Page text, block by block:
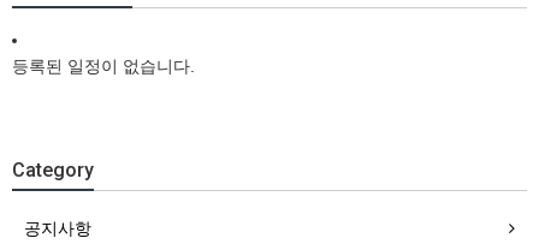
등록된 일정이 없습니다.
Category
공지사항